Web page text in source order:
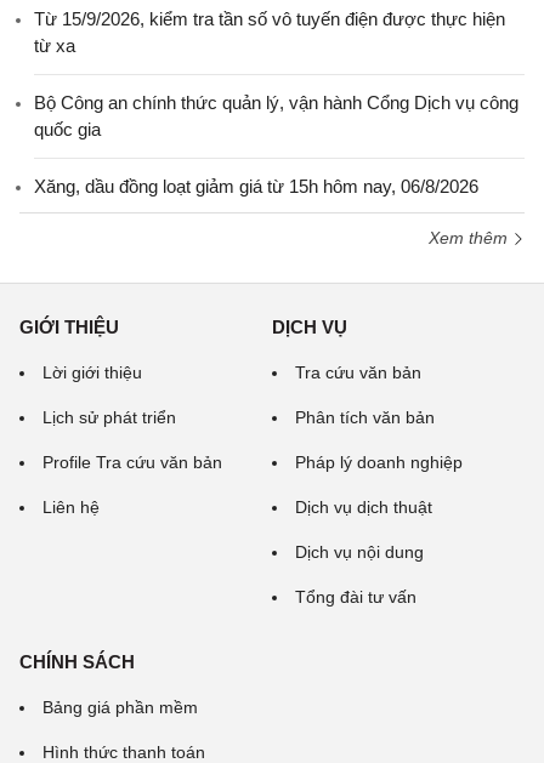
Từ 15/9/2026, kiểm tra tần số vô tuyến điện được thực hiện
từ xa
Bộ Công an chính thức quản lý, vận hành Cổng Dịch vụ công
quốc gia
Xăng, dầu đồng loạt giảm giá từ 15h hôm nay, 06/8/2026
Xem thêm
GIỚI THIỆU
Lời giới thiệu
Lịch sử phát triển
Profile Tra cứu văn bản
Liên hệ
DỊCH VỤ
Tra cứu văn bản
Phân tích văn bản
Pháp lý doanh nghiệp
Dịch vụ dịch thuật
Dịch vụ nội dung
Tổng đài tư vấn
CHÍNH SÁCH
Bảng giá phần mềm
Hình thức thanh toán